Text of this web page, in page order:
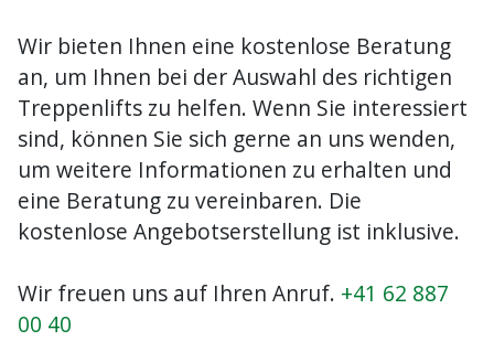
Wir bieten Ihnen eine kostenlose Beratung
an, um Ihnen bei der Auswahl des richtigen
Treppenlifts zu helfen. Wenn Sie interessiert
sind, können Sie sich gerne an uns wenden,
um weitere Informationen zu erhalten und
eine Beratung zu vereinbaren. Die
kostenlose Angebotserstellung ist inklusive.
Wir freuen uns auf Ihren Anruf. +41 62 887
00 40